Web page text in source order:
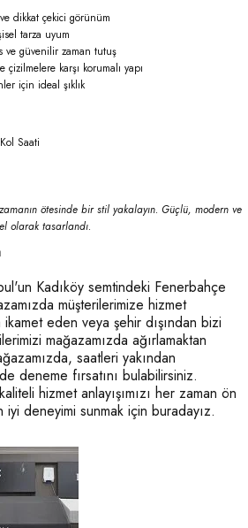
dikkat çekici görünüm
tarza uyum
ve güvenilir zaman tutuş
çizilmelere karşı korumalı yapı
için ideal şıklık
Saati
ötesinde bir stil yakalayın. Güçlü, modern ve
olarak tasarlandı.
Kadıköy semtindeki Fenerbahçe
müşterilerimize hizmet
eden veya şehir dışından bizi
mağazamızda ağırlamaktan
saatleri yakından
deneme fırsatını bulabilirsiniz.
hizmet anlayışımızı her zaman ön
deneyimi sunmak için buradayız.